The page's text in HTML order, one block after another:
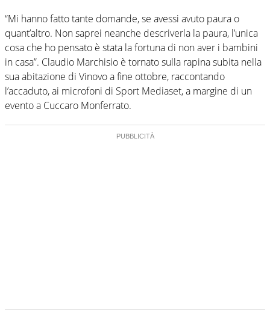
“Mi hanno fatto tante domande, se avessi avuto paura o
quant’altro. Non saprei neanche descriverla la paura, l’unica
cosa che ho pensato è stata la fortuna di non aver i bambini
in casa”. Claudio Marchisio è tornato sulla rapina subita nella
sua abitazione di Vinovo a fine ottobre, raccontando
l’accaduto, ai microfoni di Sport Mediaset, a margine di un
evento a Cuccaro Monferrato.